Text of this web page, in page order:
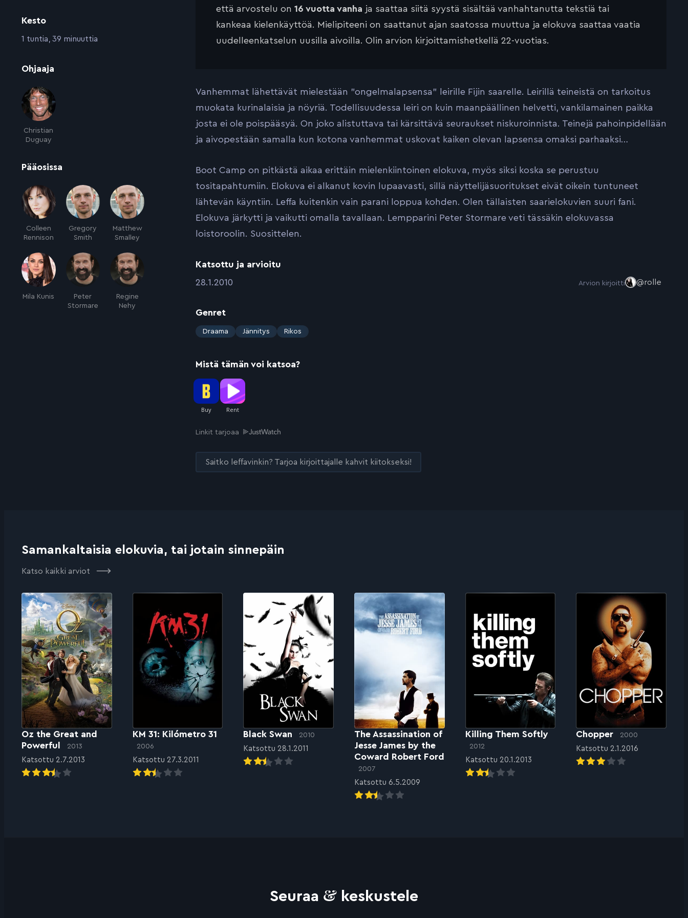
Kesto
:1 tuntia, 39 minuuttia
Ohjaaja
Christian
Duguay
Pääosissa
Colleen
Rennison
Gregory
Smith
Matthew
Smalley
Mila Kunis
Peter
Stormare
Regine
Nehy
että arvostelu on 16 vuotta vanha ja saattaa siitä syystä sisältää vanhahtanutta tekstiä tai
kankeaa kielenkäyttöä. Mielipiteeni on saattanut ajan saatossa muuttua ja elokuva saattaa vaatia
uudelleenkatselun uusilla aivoilla. Olin arvion kirjoittamishetkellä 22-vuotias.
Vanhemmat lähettävät mielestään ”ongelmalapsensa” leirille Fijin saarelle. Leirillä teineistä on tarkoitus
muokata kurinalaisia ja nöyriä. Todellisuudessa leiri on kuin maanpäällinen helvetti, vankilamainen paikka
josta ei ole poispääsyä. On joko alistuttava tai kärsittävä seuraukset niskuroinnista. Teinejä pahoinpidellään
ja aivopestään samalla kun kotona vanhemmat uskovat kaiken olevan lapsensa omaksi parhaaksi…
Boot Camp on pitkästä aikaa erittäin mielenkiintoinen elokuva, myös siksi koska se perustuu
tositapahtumiin. Elokuva ei alkanut kovin lupaavasti, sillä näyttelijäsuoritukset eivät oikein tuntuneet
lähtevän käyntiin. Leffa kuitenkin vain parani loppua kohden. Olen tällaisten saarielokuvien suuri fani.
Elokuva järkytti ja vaikutti omalla tavallaan. Lempparini Peter Stormare veti tässäkin elokuvassa
loistoroolin. Suosittelen.
Katsottu ja arvioitu
:28.1.2010 Arvion kirjoitti @rolle
Genret
:
Draama Jännitys Rikos
Mistä tämän voi katsoa?
Linkit tarjoaa
Saitko leffavinkin? Tarjoa kirjoittajalle kahvit kiitokseksi!
Samankaltaisia elokuvia, tai jotain sinnepäin
Katso kaikki arviot
Oz the Great and
Powerful
2013
Katsottu 2.7.2013
KM 31: Kilómetro 31
2006
Katsottu 27.3.2011
Black Swan 2010
Katsottu 28.1.2011
The Assassination of
Jesse James by the
Coward Robert Ford
2007
Katsottu 6.5.2009
Killing Them Softly
2012
Katsottu 20.1.2013
Chopper 2000
Katsottu 2.1.2016
Seuraa & keskustele